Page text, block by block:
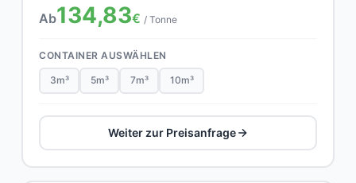
Ab134,83€ / Tonne
CONTAINER AUSWÄHLEN
3m³ 5m³ 7m³ 10m³
Weiter zur Preisanfrage